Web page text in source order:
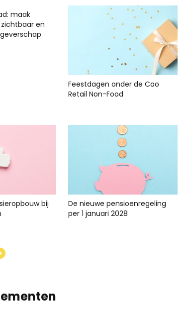
maak
en
Feestdagen onder de Cao
Retail Non-Food
bij
De nieuwe pensioenregeling
per 1 januari 2028